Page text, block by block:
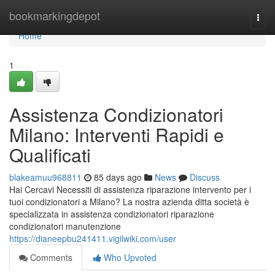
bookmarkingdepot
Home
Home
1
Assistenza Condizionatori
Milano: Interventi Rapidi e
Qualificati
blakeamuu968811 85 days ago News
Discuss
Hai Cercavi Necessiti di assistenza riparazione intervento per i
tuoi condizionatori a Milano? La nostra azienda ditta società è
specializzata in assistenza condizionatori riparazione
condizionatori manutenzione
https://dianeepbu241411.vigilwiki.com/user
Comments
Who Upvoted